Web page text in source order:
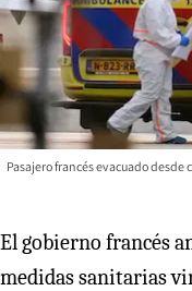
Pasajero francés evacuado
El gobierno francés
medidas sanitarias